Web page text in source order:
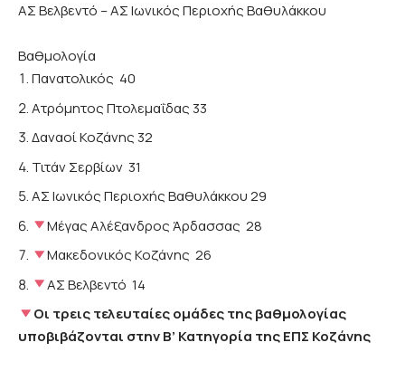
ΑΣ Βελβεντό – ΑΣ Ιωνικός Περιοχής Βαθυλάκκου
Βαθμολογία
Πανατολικός 40
Ατρόμητος Πτολεμαΐδας 33
Δαναοί Κοζάνης 32
Τιτάν Σερβίων 31
ΑΣ Ιωνικός Περιοχής Βαθυλάκκου 29
Μέγας Αλέξανδρος Άρδασσας 28
Μακεδονικός Κοζάνης 26
ΑΣ Βελβεντό 14
Οι τρεις τελευταίες ομάδες της βαθμολογίας
υποβιβάζονται στην Β’ Κατηγορία της ΕΠΣ Κοζάνης